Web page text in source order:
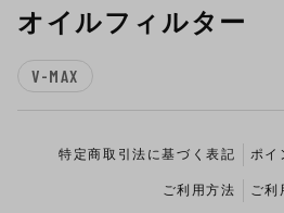
オイルフィルター
V-MAX
特定商取引法に基づく表記 ポイ
ご利用方法 ご利